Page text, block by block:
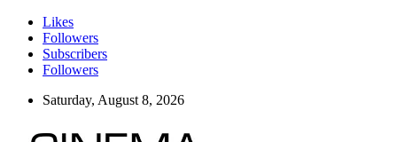
Likes
Followers
Subscribers
Followers
Saturday, August 8, 2026